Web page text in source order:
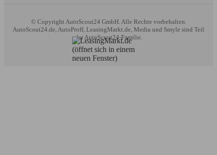
© Copyright AutoScout24 GmbH. Alle Rechte vorbehalten.
AutoScout24.de, AutoProff, LeasingMarkt.de, Media und Smyle sind Teil
der AutoScout24-Familie.